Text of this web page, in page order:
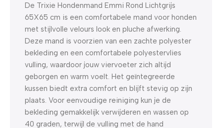
De Trixie Hondenmand Emmi Rond Lichtgrijs
65X65 cm is een comfortabele mand voor honden
met stijlvolle velours look en pluche afwerking.
Deze mand is voorzien van een zachte polyester
bekleding en een comfortabele polyestervlies
vulling, waardoor jouw viervoeter zich altijd
geborgen en warm voelt. Het geïntegreerde
kussen biedt extra comfort en blijft stevig op zijn
plaats. Voor eenvoudige reiniging kun je de
bekleding gemakkelijk verwijderen en wassen op
40 graden, terwijl de vulling met de hand